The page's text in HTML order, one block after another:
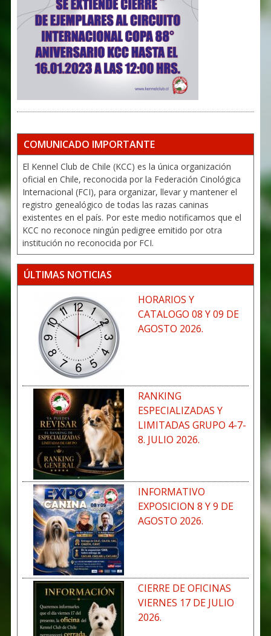
COMUNICADO IMPORTANTE
El Kennel Club de Chile (KCC) es la única organización
oficial en Chile, reconocida por la Federación Cinológica
Internacional (FCI), para organizar, llevar y mantener el
registro genealógico de todas las razas caninas
existentes en el país. Por este medio notificamos que el
KCC no reconoce ningún pedigree emitido por otra
institución no reconocida por FCI.
ÚLTIMAS NOTICIAS
HORARIOS Y
CATALOGO 08 Y 09 DE
AGOSTO 2026.
RANKING
ESPECIALIZADAS Y
LIMITADAS GRUPO 4-7-
8. JULIO 2026.
INFORMATIVO
EXPOSICION 8 Y 9 DE
AGOSTO 2026.
CIERRE DE OFICINAS
VIERNES 17 DE JULIO
2026.